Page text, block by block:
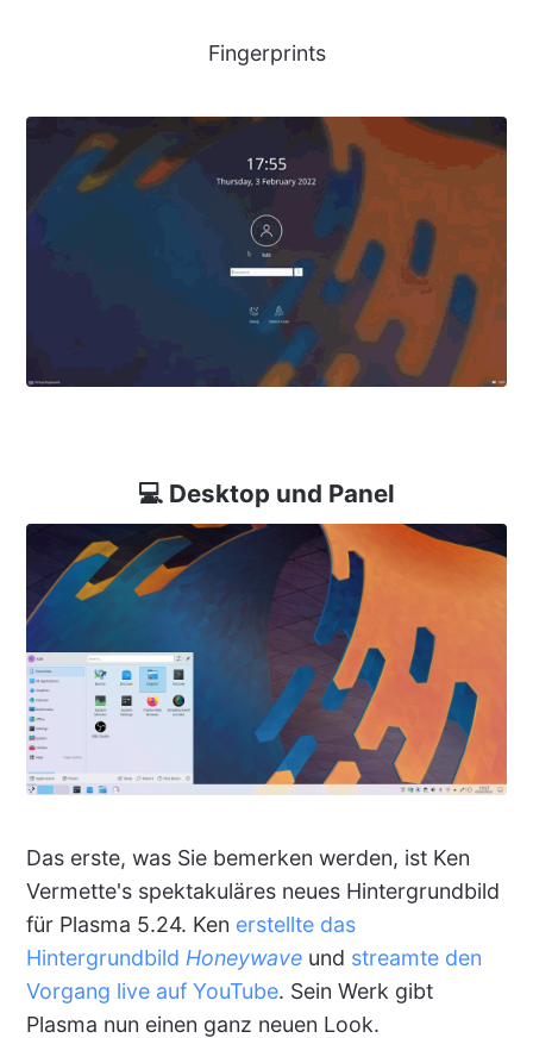
Fingerprints
💻 Desktop und Panel
Das erste, was Sie bemerken werden, ist Ken
Vermette's spektakuläres neues Hintergrundbild
für Plasma 5.24. Ken erstellte das
Hintergrundbild Honeywave und streamte den
Vorgang live auf YouTube. Sein Werk gibt
Plasma nun einen ganz neuen Look.